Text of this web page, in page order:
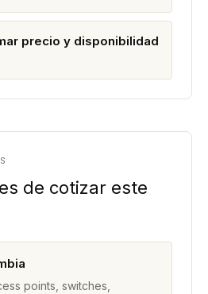
precio y disponibilidad
de cotizar este
points, switches,